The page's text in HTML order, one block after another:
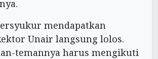
mendapatkan
Unair langsung lolos.
temannya harus mengikuti